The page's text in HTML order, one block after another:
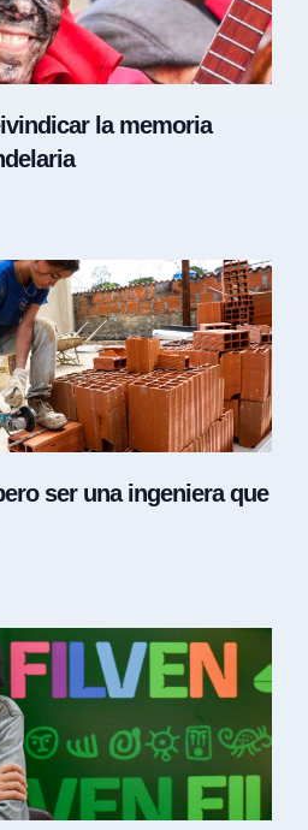
la memoria
ser una ingeniera que